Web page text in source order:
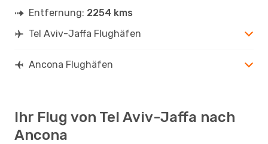
Entfernung: 2254 kms
Tel Aviv-Jaffa Flughäfen
Ancona Flughäfen
Ihr Flug von Tel Aviv-Jaffa nach
Ancona